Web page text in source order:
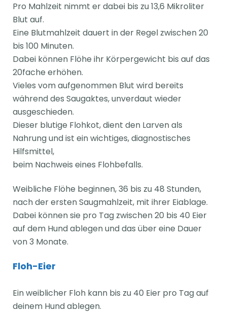
Pro Mahlzeit nimmt er dabei bis zu 13,6 Mikroliter
Blut auf.
Eine Blutmahlzeit dauert in der Regel zwischen 20
bis 100 Minuten.
Dabei können Flöhe ihr Körpergewicht bis auf das
20fache erhöhen.
Vieles vom aufgenommen Blut wird bereits
während des Saugaktes, unverdaut wieder
ausgeschieden.
Dieser blutige Flohkot, dient den Larven als
Nahrung und ist ein wichtiges, diagnostisches
Hilfsmittel,
beim Nachweis eines Flohbefalls.
Weibliche Flöhe beginnen, 36 bis zu 48 Stunden,
nach der ersten Saugmahlzeit, mit ihrer Eiablage.
Dabei können sie pro Tag zwischen 20 bis 40 Eier
auf dem Hund ablegen und das über eine Dauer
von 3 Monate.
Floh-Eier
Ein weiblicher Floh kann bis zu 40 Eier pro Tag auf
deinem Hund ablegen.